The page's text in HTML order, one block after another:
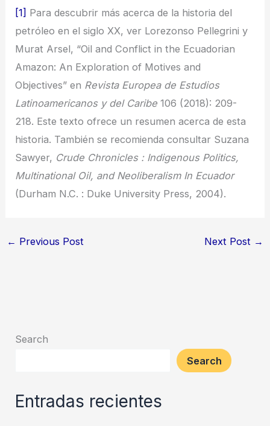
[1] Para descubrir más acerca de la historia del
petróleo en el siglo XX, ver Lorezonso Pellegrini y
Murat Arsel, “Oil and Conflict in the Ecuadorian
Amazon: An Exploration of Motives and
Objectives” en Revista Europea de Estudios
Latinoamericanos y del Caribe 106 (2018): 209-
218. Este texto ofrece un resumen acerca de esta
historia. También se recomienda consultar Suzana
Sawyer, Crude Chronicles : Indigenous Politics,
Multinational Oil, and Neoliberalism In Ecuador
(Durham N.C. : Duke University Press, 2004).
← Previous Post Next Post →
Search
Search
Entradas recientes